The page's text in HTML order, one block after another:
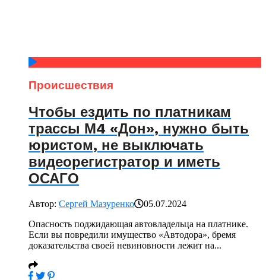
Происшествия
Чтобы ездить по платникам
трассы М4 «Дон», нужно быть
юристом, не выключать
видеорегистратор и иметь
ОСАГО
Автор: Сергей Мазуренко
05.07.2024
Опасность поджидающая автовладельца на платнике.
Если вы повредили имущество «Автодора», бремя
доказательства своей невиновности лежит на...